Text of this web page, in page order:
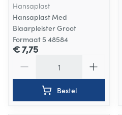
Hansaplast
Hansaplast Med
Blaarpleister Groot
Formaat 5 48584
€ 7,75
Bestel